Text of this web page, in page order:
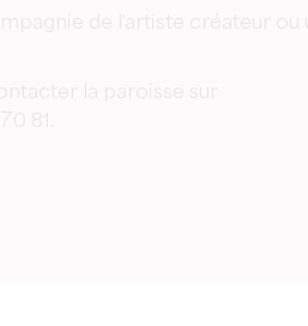
de l'artiste créateur ou
la paroisse sur
81.